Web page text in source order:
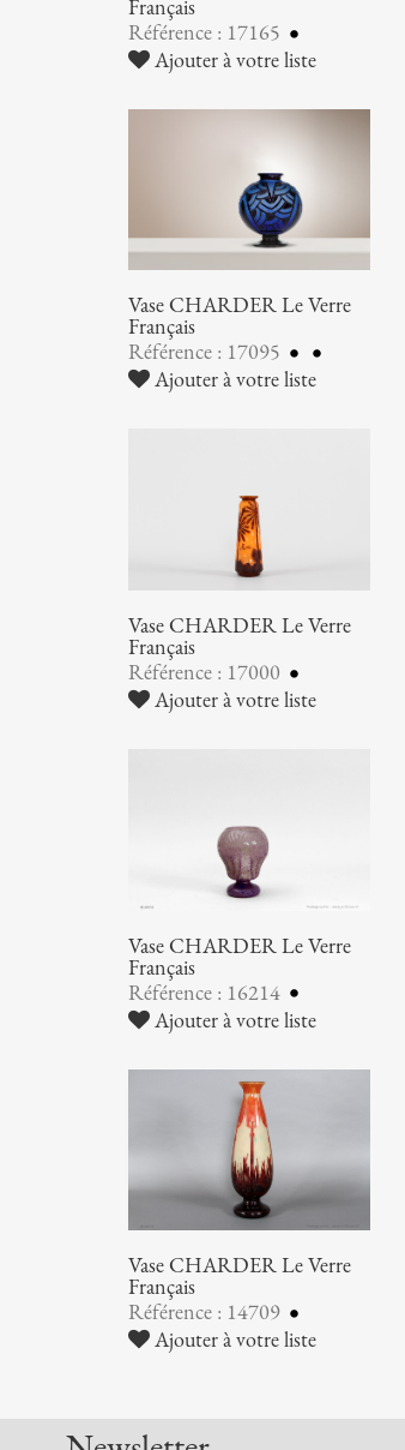
Français
Référence : 17165
Ajouter à votre liste
Vase CHARDER Le Verre
Français
Référence : 17095
Ajouter à votre liste
Vase CHARDER Le Verre
Français
Référence : 17000
Ajouter à votre liste
Vase CHARDER Le Verre
Français
Référence : 16214
Ajouter à votre liste
Vase CHARDER Le Verre
Français
Référence : 14709
Ajouter à votre liste